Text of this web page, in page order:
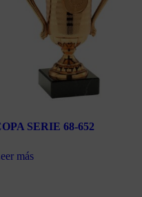
SERIE 68-652
más